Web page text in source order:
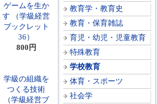
教育学・教育史
教育・保育雑誌
育児・幼児・児童教育
特殊教育
学校教育
体育・スポーツ
社会学
ゲームを生か
す （学級経営
ブックレット
36）
800円
学級の組織を
つくる技術
（学級経営ブ